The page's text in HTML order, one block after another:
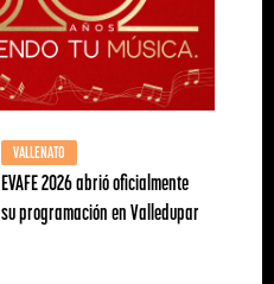
VALLENATO
EVAFE 2026 abrió oficialmente
su programación en Valledupar